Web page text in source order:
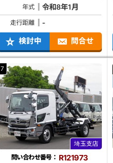
年式 令和8年1月
走行距離 -
検討中 問合せ
7
埼玉支店
問い合わせ番号： R121973